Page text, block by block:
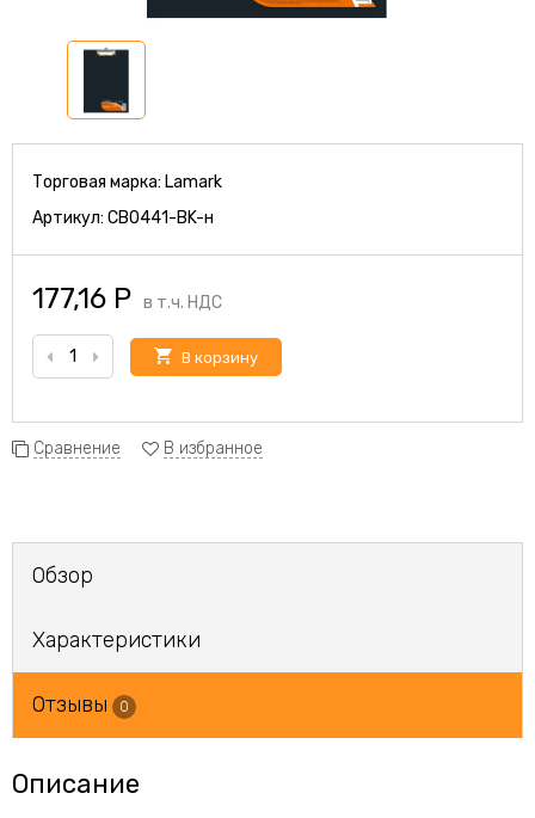
Торговая марка: Lamark
Артикул: CB0441-BK-н
177,16 Р в т.ч. НДС
В корзину
Сравнение В избранное
Обзор
Характеристики
Отзывы 0
Описание